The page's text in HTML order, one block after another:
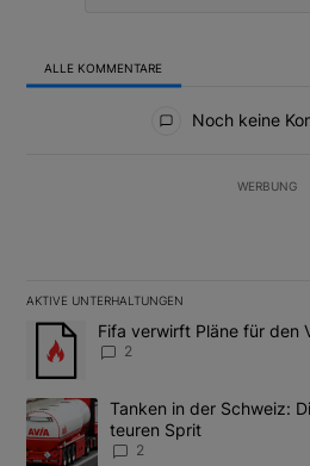
ALLE KOMMENTARE
Noch keine
WERBUNG
AKTIVE UNTERHALTUNGEN
Das Folgende ist eine Liste der
Ein Trendartikel mit dem Titel
Fifa verwirft Pläne für den
2
Ein Trendartikel mit dem Titel
Tanken in der Schweiz:
teuren Sprit
2